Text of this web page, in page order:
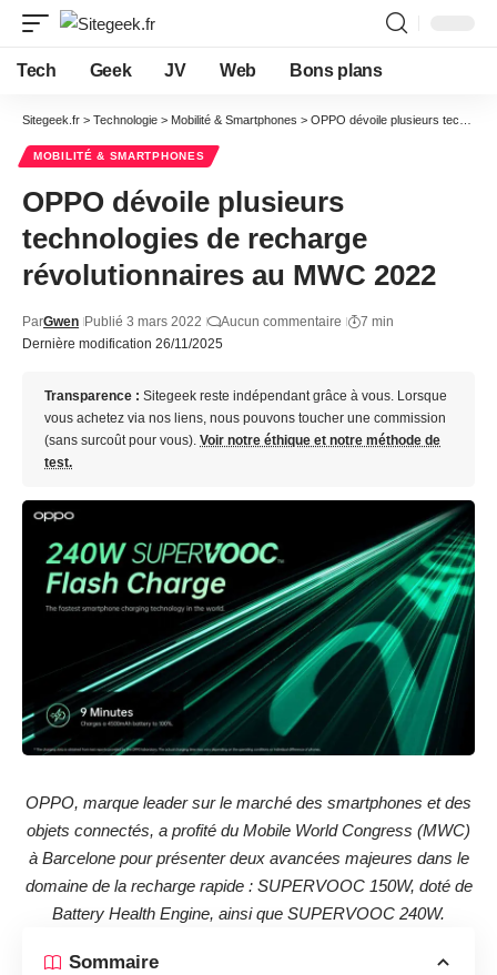
Tech Geek JV Web Bons plans
Sitegeek.fr > Technologie > Mobilité & Smartphones > OPPO dévoile plusieurs technologies de recharge révolutionnaires au MWC 2022
MOBILITÉ & SMARTPHONES
OPPO dévoile plusieurs
technologies de recharge
révolutionnaires au MWC 2022
Dernière modification 26/11/2025
ParGwen Publié 3 mars 2022 Aucun commentaire 7 min
Transparence : Sitegeek reste indépendant grâce à vous. Lorsque
vous achetez via nos liens, nous pouvons toucher une commission
(sans surcoût pour vous). Voir notre éthique et notre méthode de
test.
OPPO, marque leader sur le marché des smartphones et des
objets connectés, a profité du Mobile World Congress (MWC)
à Barcelone pour présenter deux avancées majeures dans le
domaine de la recharge rapide : SUPERVOOC 150W, doté de
Battery Health Engine, ainsi que SUPERVOOC 240W.
Sommaire